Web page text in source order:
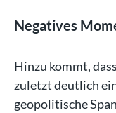
Negatives
Hinzu kommt,
zuletzt deutlich
geopolitische